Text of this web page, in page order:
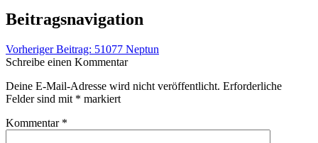
Beitragsnavigation
Vorheriger Beitrag: 51077 Neptun
Schreibe einen Kommentar
Deine E-Mail-Adresse wird nicht veröffentlicht. Erforderliche
Felder sind mit * markiert
Kommentar *